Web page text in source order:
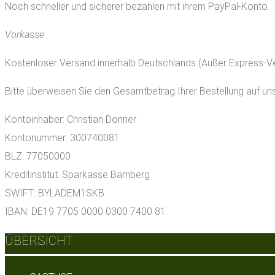
Noch schneller und sicherer bezahlen mit ihrem PayPal-Konto.
Vorkasse
Kostenloser Versand innerhalb Deutschlands (Außer Express-
Bitte überweisen Sie den Gesamtbetrag Ihrer Bestellung auf
Kontoinhaber: Christian Donner
Kontonummer: 300740081
BLZ: 77050000
Kreditinstitut: Sparkasse Bamberg
SWIFT: BYLADEM1SKB
IBAN: DE19 7705 0000 0300 7400 81
ÜBERSICHT